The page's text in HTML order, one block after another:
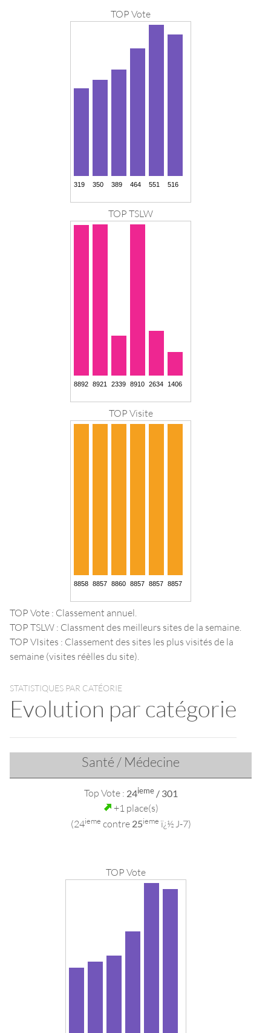
TOP Vote
TOP TSLW
TOP Visite
TOP Vote : Classement annuel.
TOP TSLW : Classment des meilleurs sites de la semaine.
TOP VIsites : Classement des sites les plus visités de la
semaine (visites réèlles du site).
STATISTIQUES PAR CATÉORIE
Evolution par catégorie
Santé / Médecine
Top Vote : 24ieme/ 301
+1 place(s)
(24ieme contre 25ieme ï¿½ J-7)
TOP Vote